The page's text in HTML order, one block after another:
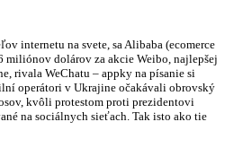
internetu na svete, sa Alibaba (ecomerce
dolárov za akcie Weibo, najlepšej
rivala WeChatu – appky na písanie si
operátori v Ukrajine očakávali obrovský
kvôli protestom proti prezidentovi
na sociálnych sieťach. Tak isto ako tie